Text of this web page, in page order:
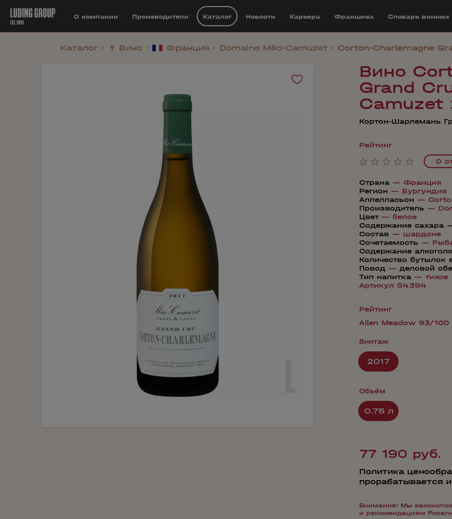
О компании Производители Каталог Новости Карьера Франшиза Cловарь винных
Каталог 🍷 Вино Франция Domaine Méo-Camuzet Corton-Charlemagne
Вино
Grand
Camuzet
Кортон-Шарлемань
Рейтинг
0
Страна — Франция
Регион — Бургундия
Аппелласьон —
Производитель —
Цвет— белое
Содержание сахара
Состав — шардоне
Сочетаемость —
Содержание алкоголя
Количество бутылок
Повод — деловой
Тип напитка — тихое
Артикул 54394
Рейтинг
Allen Meadow 93/100
Винтаж
2017
Объём
0.75 л
77 190 руб.
Политика
прорабатывается
Внимание! Мы
и рекомендациям